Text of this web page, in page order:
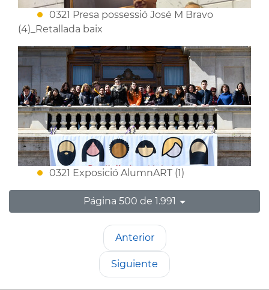
0321 Presa possessió José M Bravo
(4)_Retallada baix
0321 Exposició AlumnART (1)
Página 500 de 1.991
Anterior
Siguiente